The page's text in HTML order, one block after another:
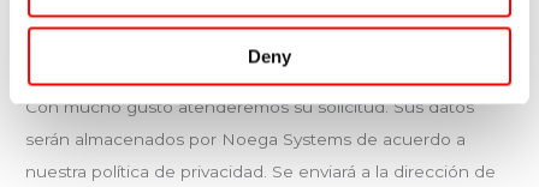
Deny
Con mucho gusto atenderemos su solicitud. Sus datos
serán almacenados por Noega Systems de acuerdo a
nuestra política de privacidad. Se enviará a la dirección de